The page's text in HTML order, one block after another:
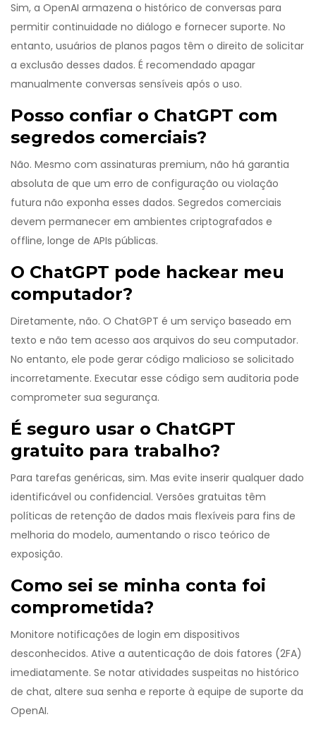
Sim, a OpenAI armazena o histórico de conversas para
permitir continuidade no diálogo e fornecer suporte. No
entanto, usuários de planos pagos têm o direito de solicitar
a exclusão desses dados. É recomendado apagar
manualmente conversas sensíveis após o uso.
Posso confiar o ChatGPT com
segredos comerciais?
Não. Mesmo com assinaturas premium, não há garantia
absoluta de que um erro de configuração ou violação
futura não exponha esses dados. Segredos comerciais
devem permanecer em ambientes criptografados e
offline, longe de APIs públicas.
O ChatGPT pode hackear meu
computador?
Diretamente, não. O ChatGPT é um serviço baseado em
texto e não tem acesso aos arquivos do seu computador.
No entanto, ele pode gerar código malicioso se solicitado
incorretamente. Executar esse código sem auditoria pode
comprometer sua segurança.
É seguro usar o ChatGPT
gratuito para trabalho?
Para tarefas genéricas, sim. Mas evite inserir qualquer dado
identificável ou confidencial. Versões gratuitas têm
políticas de retenção de dados mais flexíveis para fins de
melhoria do modelo, aumentando o risco teórico de
exposição.
Como sei se minha conta foi
comprometida?
Monitore notificações de login em dispositivos
desconhecidos. Ative a autenticação de dois fatores (2FA)
imediatamente. Se notar atividades suspeitas no histórico
de chat, altere sua senha e reporte à equipe de suporte da
OpenAI.